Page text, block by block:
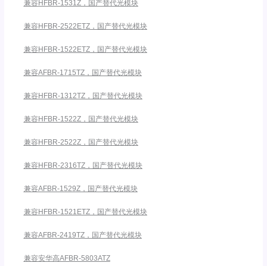
兼容HFBR-1531Z，国产替代光模块
兼容HFBR-2522ETZ，国产替代光模块
兼容HFBR-1522ETZ，国产替代光模块
兼容AFBR-1715TZ，国产替代光模块
兼容HFBR-1312TZ，国产替代光模块
兼容HFBR-1522Z，国产替代光模块
兼容HFBR-2522Z，国产替代光模块
兼容HFBR-2316TZ，国产替代光模块
兼容AFBR-1529Z，国产替代光模块
兼容HFBR-1521ETZ，国产替代光模块
兼容AFBR-2419TZ，国产替代光模块
兼容安华高AFBR-5803ATZ